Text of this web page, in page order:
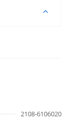
2108-6106020